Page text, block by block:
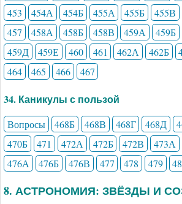
453
454А 454Б 455А 455Б 455В
457
458А 458Б 458В 459А 459Б
459Д
459Е 460 461 462А 462Б
464
465 466 467
34. Каникулы с пользой
Вопросы 468Б 468В 468Г 468Д
470Б
471 472А 472Б 472В 473А
476А
476Б 476В 477 478 479
8. АСТРОНОМИЯ: ЗВЁЗДЫ И